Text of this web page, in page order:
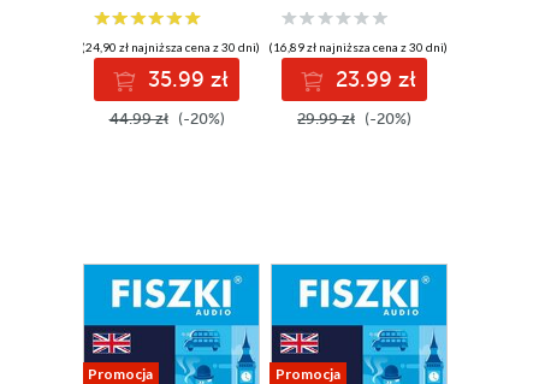
(24,90 zł najniższa cena z 30 dni)
35.99 zł
44.99 zł (-20%)
(16,89 zł najniższa cena z 30 dni)
23.99 zł
29.99 zł (-20%)
Promocja Promocja